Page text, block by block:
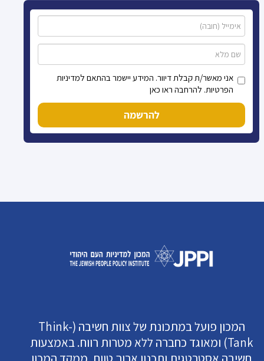
אני מאשר/ת קבלת דיוור. המידע יישמר בהתאם למדיניות
הפרטיות. להרחבה ראו כאן
להרשמה
המכון פועל במתכונת של צוות חשיבה (Think-
Tank) ומאוגד כחברה ללא מטרות רווח. באמצעות